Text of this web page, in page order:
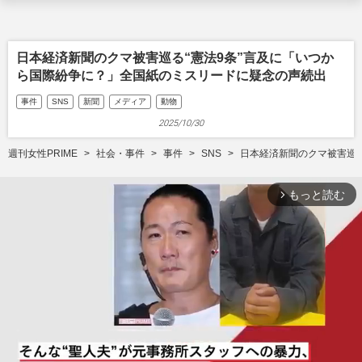
日本経済新聞のクマ被害巡る“憲法9条”言及に「いつか
ら国際紛争に？」全国紙のミスリードに疑念の声続出
事件 SNS 新聞 メディア 動物
2025/10/30
週刊女性PRIME 社会・事件 事件 SNS 日本経済新聞のクマ被害巡
arrow_forward_ios もっと読む